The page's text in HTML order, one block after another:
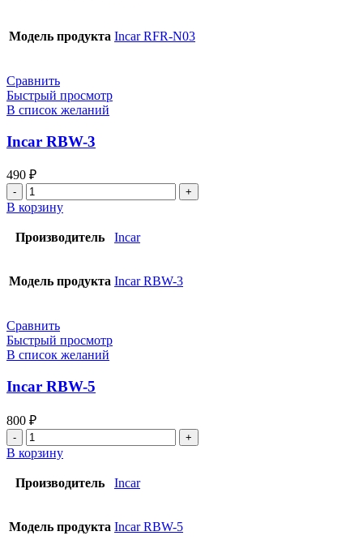
Модель продукта Incar RFR-N03
Сравнить
Быстрый просмотр
В список желаний
Incar RBW-3
490 ₽
В корзину
Производитель Incar
Модель продукта Incar RBW-3
Сравнить
Быстрый просмотр
В список желаний
Incar RBW-5
800 ₽
В корзину
Производитель Incar
Модель продукта Incar RBW-5